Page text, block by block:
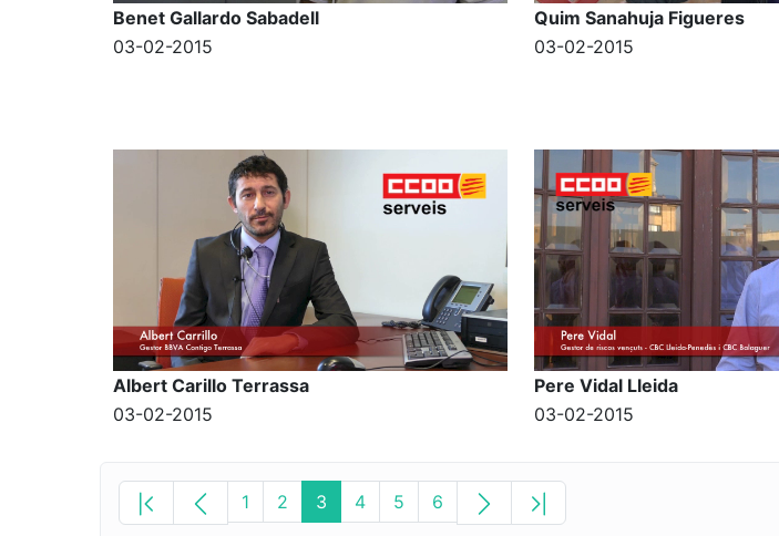
Benet Gallardo Sabadell
03-02-2015
Quim Sanahuja Figueres
03-02-2015
Albert Carillo Terrassa
03-02-2015
Pere Vidal Lleida
03-02-2015
1 2 3 4 5 6